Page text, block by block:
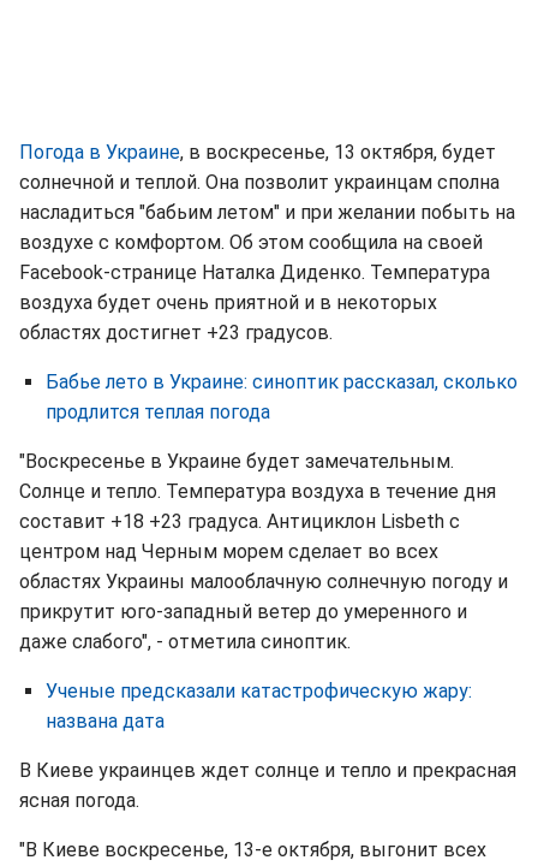
Погода в Украине, в воскресенье, 13 октября, будет
солнечной и теплой. Она позволит украинцам сполна
насладиться "бабьим летом" и при желании побыть на
воздухе с комфортом. Об этом сообщила на своей
Facebook-странице Наталка Диденко. Температура
воздуха будет очень приятной и в некоторых
областях достигнет +23 градусов.
Бабье лето в Украине: синоптик рассказал, сколько
продлится теплая погода
"Воскресенье в Украине будет замечательным.
Солнце и тепло. Температура воздуха в течение дня
составит +18 +23 градуса. Антициклон Lisbeth с
центром над Черным морем сделает во всех
областях Украины малооблачную солнечную погоду и
прикрутит юго-западный ветер до умеренного и
даже слабого", - отметила синоптик.
Ученые предсказали катастрофическую жару:
названа дата
В Киеве украинцев ждет солнце и тепло и прекрасная
ясная погода.
"В Киеве воскресенье, 13-е октября, выгонит всех